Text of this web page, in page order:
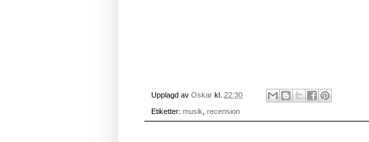
Upplagd av Oskar kl. 22:30
Etiketter: musik recension